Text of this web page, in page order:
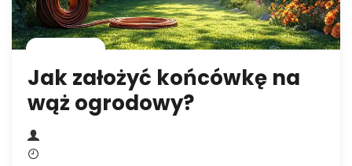
Jak założyć końcówkę na
wąż ogrodowy?